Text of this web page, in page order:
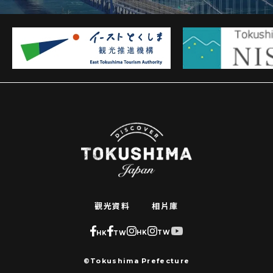
觀光資料 相片庫
HK TW HK TW
©Tokushima Prefecture